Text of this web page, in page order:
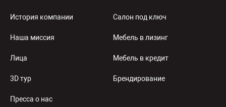
История компании
Наша миссия
Лица
3D тур
Пресса о нас
Салон под ключ
Мебель в лизинг
Мебель в кредит
Брендирование